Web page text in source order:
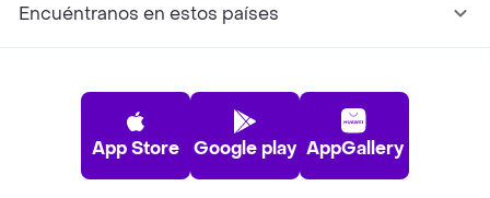
Encuéntranos en estos países
App Store Google play AppGallery